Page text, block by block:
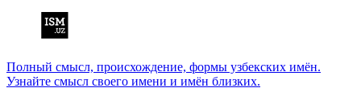
Полный смысл, происхождение, формы узбекских имён.
Узнайте смысл своего имени и имён близких.